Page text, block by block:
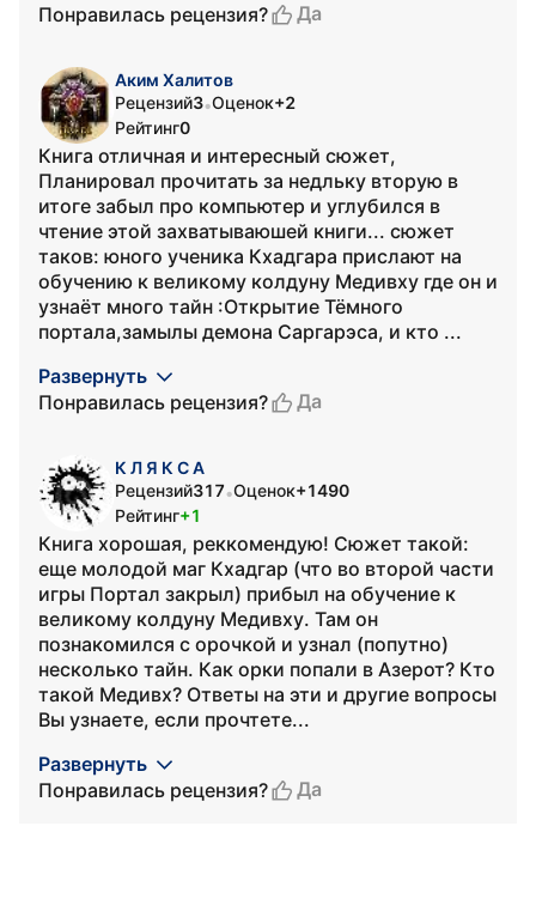
Понравилась рецензия?
Да
Аким Халитов
Рецензий3•Оценок+2
Рейтинг0
Книга отличная и интересный сюжет,
Планировал прочитать за недльку вторую в
итоге забыл про компьютер и углубился в
чтение этой захватываюшей книги... сюжет
таков: юного ученика Кхадгара прислают на
обучению к великому колдуну Медивху где он и
узнаёт много тайн :Открытие Тёмного
портала,замылы демона Саргарэса, и кто ...
Развернуть
Понравилась рецензия?
Да
К Л Я К С А
Рецензий317•Оценок+1490
Рейтинг+1
Книга хорошая, реккомендую! Сюжет такой:
еще молодой маг Кхадгар (что во второй части
игры Портал закрыл) прибыл на обучение к
великому колдуну Медивху. Там он
познакомился с орочкой и узнал (попутно)
несколько тайн. Как орки попали в Азерот? Кто
такой Медивх? Ответы на эти и другие вопросы
Вы узнаете, если прочтете...
Развернуть
Понравилась рецензия?
Да